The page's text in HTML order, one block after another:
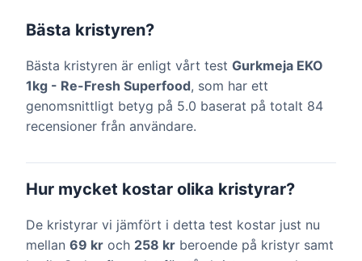
Bästa kristyren?
Bästa kristyren är enligt vårt test Gurkmeja EKO
1kg - Re-Fresh Superfood, som har ett
genomsnittligt betyg på 5.0 baserat på totalt 84
recensioner från användare.
Hur mycket kostar olika kristyrar?
De kristyrar vi jämfört i detta test kostar just nu
mellan 69 kr och 258 kr beroende på kristyr samt